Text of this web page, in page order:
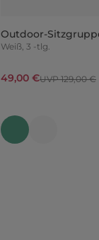
Outdoor-
Weiß, 3 -tlg.
49,00 €UVP 129,00 €